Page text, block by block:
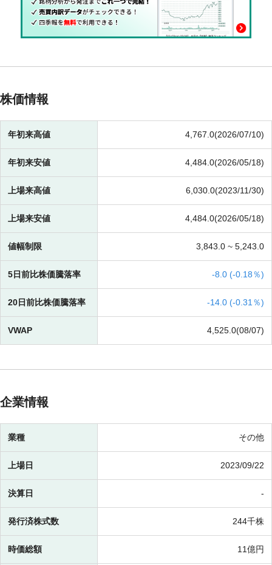
株価情報
年初来高値 4,767.0(2026/07/10)
年初来安値 4,484.0(2026/05/18)
上場来高値 6,030.0(2023/11/30)
上場来安値 4,484.0(2026/05/18)
値幅制限 3,843.0 ~ 5,243.0
5日前比株価騰落率 -8.0 (-0.18％)
20日前比株価騰落率 -14.0 (-0.31％)
VWAP 4,525.0(08/07)
企業情報
業種 その他
上場日 2023/09/22
決算日 -
発行済株式数 244千株
時価総額 11億円